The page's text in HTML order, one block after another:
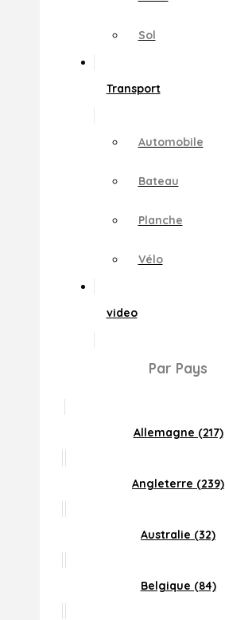
Sol
Transport
Automobile
Bateau
Planche
Vélo
video
Par Pays
Allemagne (217)
Angleterre (239)
Australie (32)
Belgique (84)